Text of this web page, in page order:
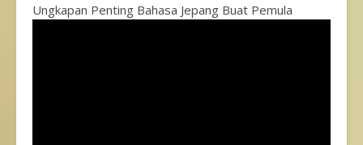
Ungkapan Penting Bahasa Jepang Buat Pemula